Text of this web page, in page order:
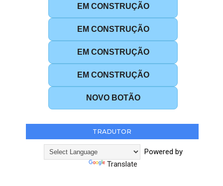
EM CONSTRUÇÃO
EM CONSTRUÇÃO
EM CONSTRUÇÃO
EM CONSTRUÇÃO
NOVO BOTÃO
TRADUTOR
Powered by
Translate